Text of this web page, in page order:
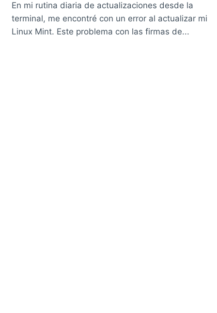
En mi rutina diaria de actualizaciones desde la
terminal, me encontré con un error al actualizar mi
Linux Mint. Este problema con las firmas de...